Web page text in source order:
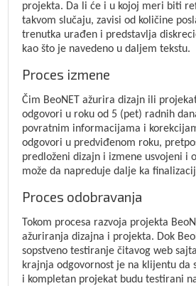
projekta. Da li će i u kojoj meri biti
takvom slučaju, zavisi od količine
trenutka urađen i predstavlja
kao što je navedeno u daljem tekstu.
Proces izmene
Čim BeoNET ažurira dizajn ili
odgovori u roku od 5 (pet) radnih
povratnim informacijama i
odgovori u predviđenom roku,
predloženi dizajn i izmene usvojeni i
može da napreduje dalje ka
Proces odobravanja
Tokom procesa razvoja projekta
ažuriranja dizajna i projekta. Dok
sopstveno testiranje čitavog web
krajnja odgovornost je na klijentu da
i kompletan projekat budu testirani